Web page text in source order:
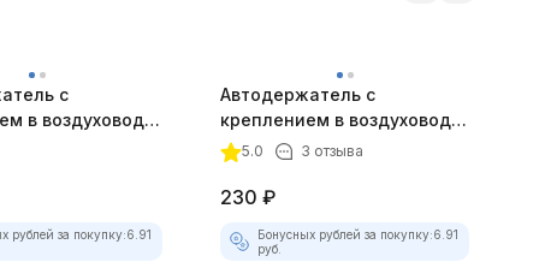
с
в воздуховод
рублей за покупку:6.91
Автодержатель с
креплением в воздуховод
магнитный графитовый
5.0 3 отзыва
230 ₽
Бонусных рублей за покупку:6.91
руб.